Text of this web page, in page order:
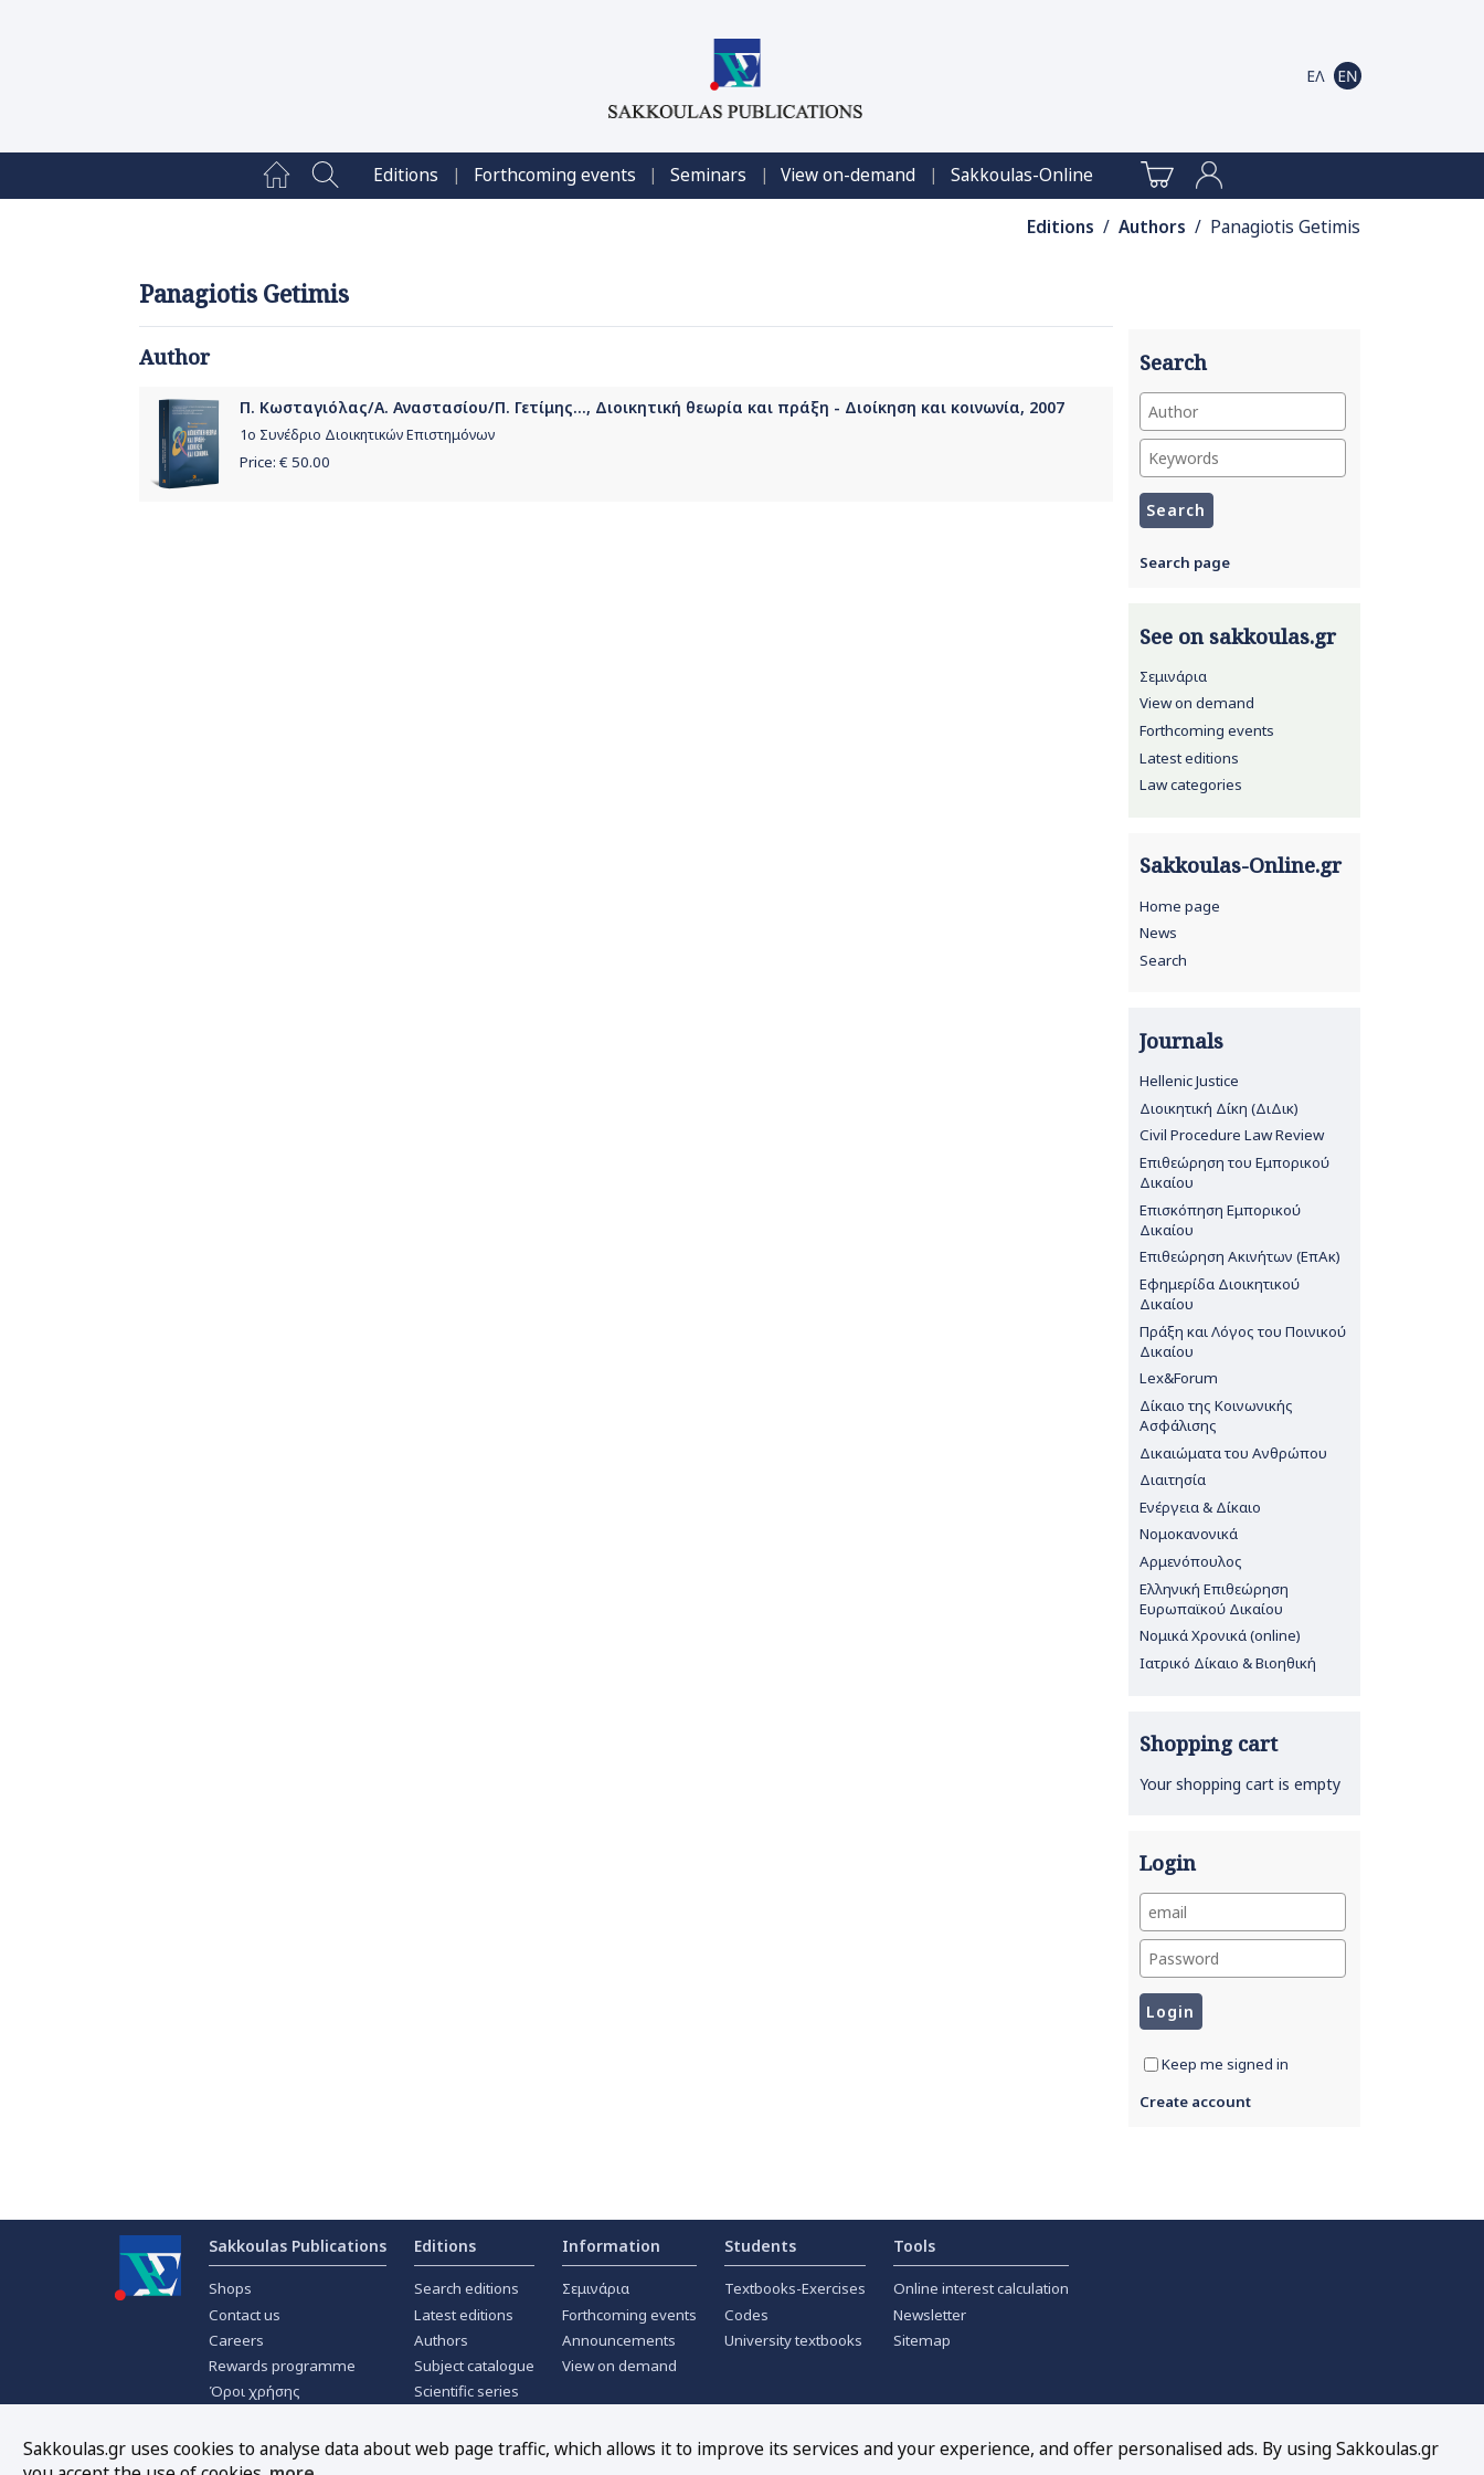
Editions | Forthcoming events | Seminars | View on-demand | Sakkoulas-Online
Editions / Authors / Panagiotis Getimis
Panagiotis Getimis
Author
Π. Κωσταγιόλας/Α. Αναστασίου/Π. Γετίμης..., Διοικητική θεωρία και πράξη - Διοίκηση και κοινωνία, 2007
1ο Συνέδριο Διοικητικών Επιστημόνων
Price: € 50.00
Search
Search page
See on sakkoulas.gr
Σεμινάρια
View on demand
Forthcoming events
Latest editions
Law categories
Sakkoulas-Online.gr
Home page
News
Search
Journals
Hellenic Justice
Διοικητική Δίκη (ΔιΔικ)
Civil Procedure Law Review
Επιθεώρηση του Εμπορικού
Δικαίου
Επισκόπηση Εμπορικού
Δικαίου
Επιθεώρηση Ακινήτων (ΕπΑκ)
Εφημερίδα Διοικητικού
Δικαίου
Πράξη και Λόγος του Ποινικού
Δικαίου
Lex&Forum
Δίκαιο της Κοινωνικής
Ασφάλισης
Δικαιώματα του Ανθρώπου
Διαιτησία
Ενέργεια & Δίκαιο
Νομοκανονικά
Αρμενόπουλος
Ελληνική Επιθεώρηση
Ευρωπαϊκού Δικαίου
Νομικά Χρονικά (online)
Ιατρικό Δίκαιο & Βιοηθική
Shopping cart
Your shopping cart is empty
Login
Keep me signed in
Create account
Sakkoulas Publications
Shops
Contact us
Careers
Rewards programme
Όροι χρήσης
About Cookies
Editions
Search editions
Latest editions
Authors
Subject catalogue
Scientific series
Offers
Information
Σεμινάρια
Forthcoming events
Announcements
View on demand
Students
Textbooks-Exercises
Codes
University textbooks
Tools
Online interest calculation
Newsletter
Sitemap
Sakkoulas.gr uses cookies to analyse data about web page traffic, which allows it to improve its services and your experience, and offer personalised ads. By using Sakkoulas.gr